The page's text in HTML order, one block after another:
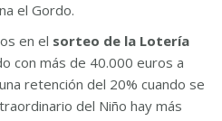
el Gordo.
en el sorteo de la Lotería
con más de 40.000 euros a
retención del 20% cuando se
del Niño hay más